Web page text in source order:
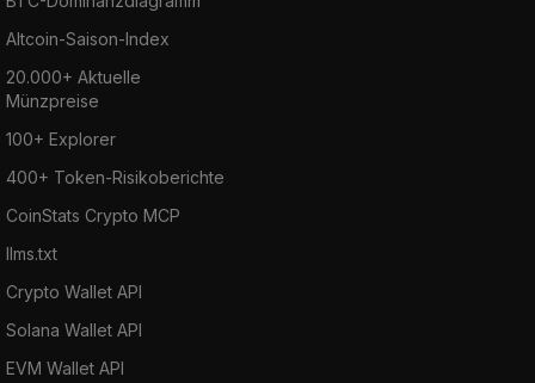
Altcoin-Saison-Index
20.000+ Aktuelle
Münzpreise
100+ Explorer
400+ Token-Risikoberichte
CoinStats Crypto MCP
llms.txt
Crypto Wallet API
Solana Wallet API
EVM Wallet API